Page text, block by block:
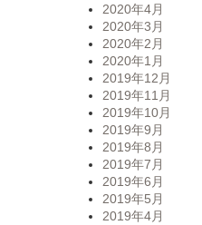
2020年4月
2020年3月
2020年2月
2020年1月
2019年12月
2019年11月
2019年10月
2019年9月
2019年8月
2019年7月
2019年6月
2019年5月
2019年4月